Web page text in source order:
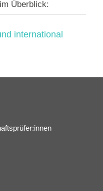
Überblick:
international